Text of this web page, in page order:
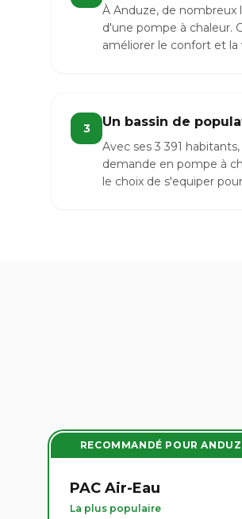
À Anduze, de
d'une pompe à chaleur.
améliorer le confort et la
3 Un bassin de
Avec ses 3 391
demande en pompe à
le choix de s'equiper
RECOMMANDÉ POUR
PAC Air-Eau
La plus populaire